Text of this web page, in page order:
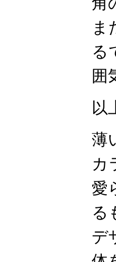
ま
る
囲
以
薄
カ
愛
る
デ